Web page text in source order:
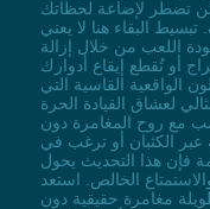
لن تضطر لإضاعة لحظاتك
البقاء هنا لا يعني
اللعب من خلال إزالة
أو تُقطع إيقاع أدوارك
القاسية التي
لعشاق القيادة الحرة
مع روح المغامرة دون
الكثبان أو ترغب في
فإن هذا التحديث يحول
الخالص. استعد
مغامرة حقيقية دون